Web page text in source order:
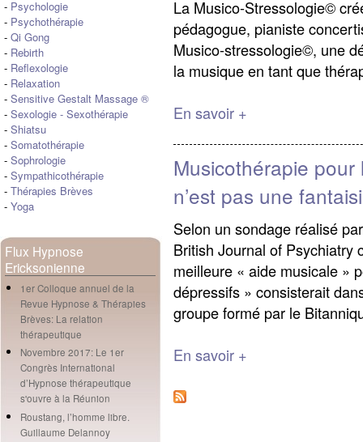
- Psychologie
- Psychothérapie
- Qi Gong
- Rebirth
- Reflexologie
- Relaxation
- Sensitive Gestalt Massage ®
- Sexologie - Sexothérapie
- Shiatsu
- Somatothérapie
- Sophrologie
- Sympathicothérapie
- Thérapies Brèves
- Yoga
Flux Hypnose
Ericksonienne
1er Colloque annuel de la
Revue Hypnose & Thérapies
Brèves: La relation
thérapeutique
Novembre 2017: Le 1er
Congrès International
d’Hypnose thérapeutique
s'ouvre à la Réunion
Roustang, l’homme libre.
Guillaume Delannoy
La Musico-Stressologie©
pédagogue, pianiste
Musico-stressologie©, une
la musique en tant que
En savoir +
Musicothérapie
n’est pas une
Selon un sondage réalisé
British Journal of Psychiatry
meilleure « aide musicale »
dépressifs » consisterait
groupe formé par le
En savoir +